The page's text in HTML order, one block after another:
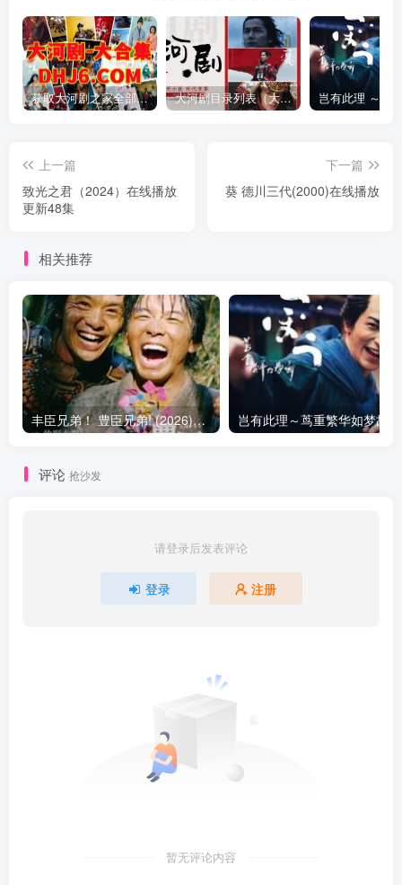
获取大河剧之家全部资源 大河剧目录列表（大河剧资源以本目录为准）
上一篇
致光之君（2024）在线播放
更新48集
下一篇
葵 德川三代(2000)在线播放
相关推荐
丰臣兄弟！ 豊臣兄弟! (2026)在线播放 更新29
评论 抢沙发
请登录后发表评论
登录 注册
暂无评论内容